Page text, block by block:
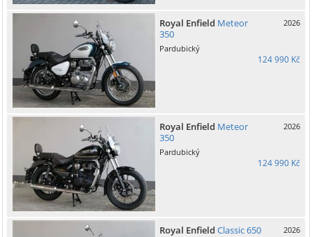
Royal Enfield Meteor
350
2026
Pardubický
124 990 Kč
Royal Enfield Meteor
350
2026
Pardubický
124 990 Kč
Royal Enfield Classic 650
2026